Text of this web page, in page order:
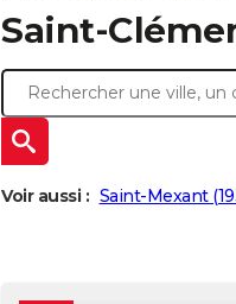
Saint-
Voir aussi : Saint-Mexant